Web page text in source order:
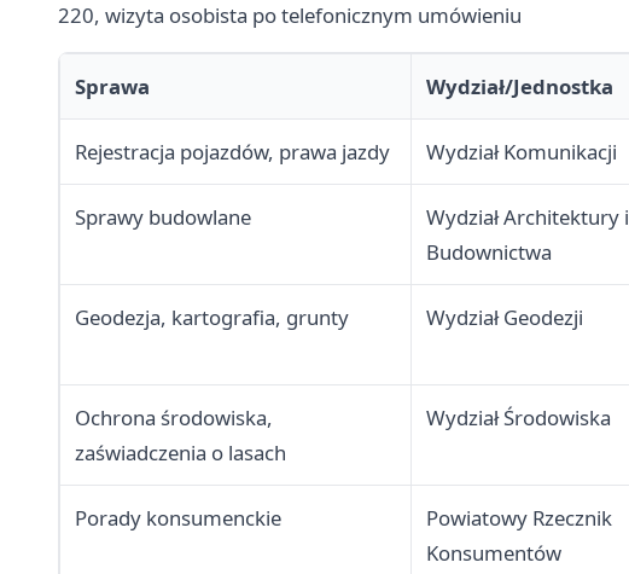
220, wizyta osobista po telefonicznym umówieniu
Sprawa Wydział/Jednostka
Rejestracja pojazdów, prawa jazdy Wydział Komunikacji
Sprawy budowlane
Wydział Architektury i
Budownictwa
Geodezja, kartografia, grunty Wydział Geodezji
Ochrona środowiska,
zaświadczenia o lasach
Wydział Środowiska
Porady konsumenckie
Powiatowy Rzecznik
Konsumentów